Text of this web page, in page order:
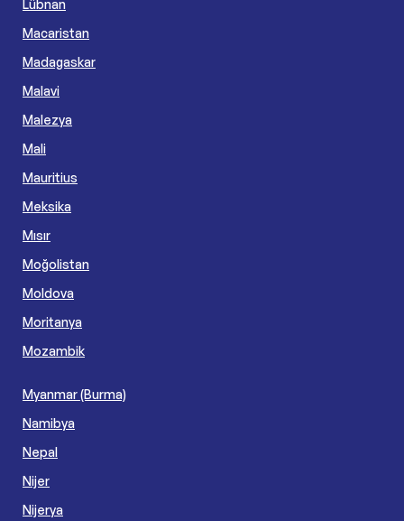
Lübnan
Macaristan
Madagaskar
Malavi
Malezya
Mali
Mauritius
Meksika
Mısır
Moğolistan
Moldova
Moritanya
Mozambik
Myanmar (Burma)
Namibya
Nepal
Nijer
Nijerya